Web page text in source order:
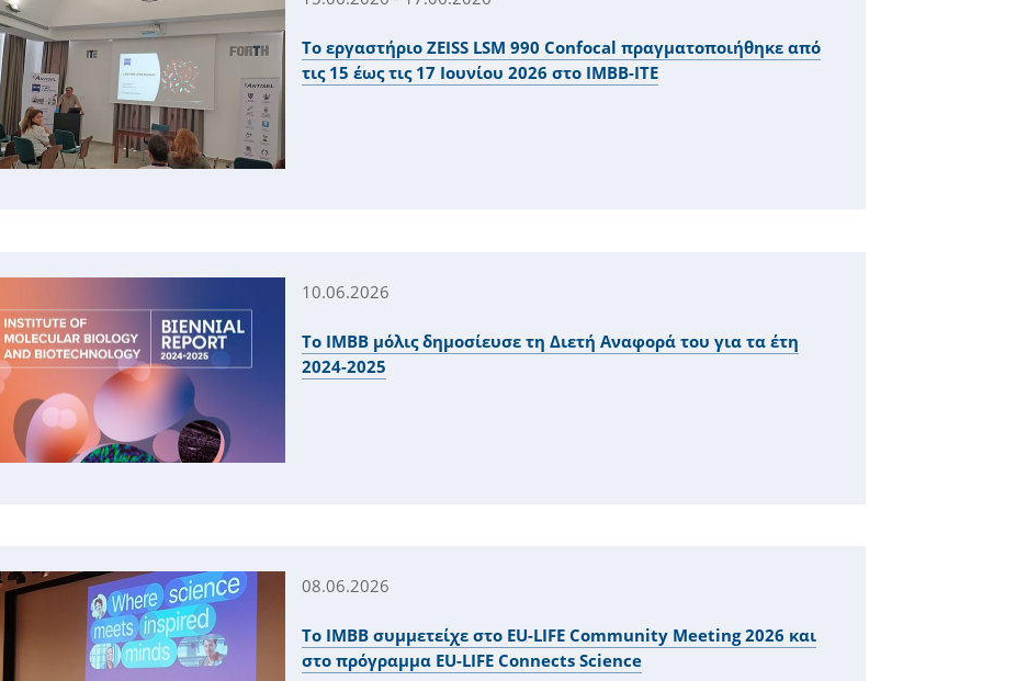
Το εργαστήριο ZEISS LSM 990 Confocal πραγματοποιήθηκε από
τις 15 έως τις 17 Ιουνίου 2026 στο IMBB-ITE
10.06.2026
Το IMBB μόλις δημοσίευσε τη Διετή Αναφορά του για τα έτη
2024-2025
08.06.2026
Το ΙΜΒΒ συμμετείχε στο EU-LIFE Community Meeting 2026 και
στο πρόγραμμα EU-LIFE Connects Science